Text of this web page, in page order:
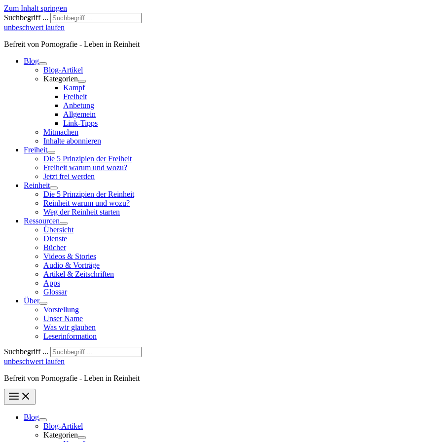
Zum Inhalt springen
Suchbegriff ...
unbeschwert laufen
Befreit von Pornografie - Leben in Reinheit
Blog
Blog-Artikel
Kategorien
Kampf
Freiheit
Anbetung
Allgemein
Link-Tipps
Mitmachen
Inhalte abonnieren
Freiheit
Die 5 Prinzipien der Freiheit
Freiheit warum und wozu?
Jetzt frei werden
Reinheit
Die 5 Prinzipien der Reinheit
Reinheit warum und wozu?
Weg der Reinheit starten
Ressourcen
Übersicht
Dienste
Bücher
Videos & Stories
Audio & Vorträge
Artikel & Zeitschriften
Apps
Glossar
Über
Vorstellung
Unser Name
Was wir glauben
Leser­infor­mation
Suchbegriff ...
unbeschwert laufen
Befreit von Pornografie - Leben in Reinheit
Blog
Blog-Artikel
Kategorien